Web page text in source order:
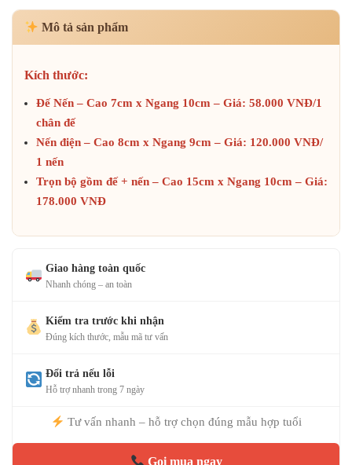
Mô tả sản phẩm
Kích thước:
Đế Nến – Cao 7cm x Ngang 10cm – Giá: 58.000 VNĐ/1
chân đế
Nến điện – Cao 8cm x Ngang 9cm – Giá: 120.000 VNĐ/
1 nến
Trọn bộ gồm đế + nến – Cao 15cm x Ngang 10cm – Giá:
178.000 VNĐ
Giao hàng toàn quốc
Nhanh chóng – an toàn
Kiểm tra trước khi nhận
Đúng kích thước, mẫu mã tư vấn
Đổi trả nếu lỗi
Hỗ trợ nhanh trong 7 ngày
Tư vấn nhanh – hỗ trợ chọn đúng mẫu hợp tuổi
Gọi mua ngay